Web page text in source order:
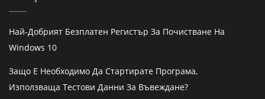
Най-Добрият Безплатен Регистър За Почистване На
Windows 10
Защо Е Необходимо Да Стартирате Програма,
Използваща Тестови Данни За Въвеждане?